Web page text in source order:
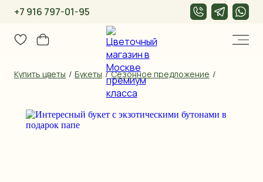
Купить цветы / Букеты / Сезонное предложение /
+7 916 797-01-95